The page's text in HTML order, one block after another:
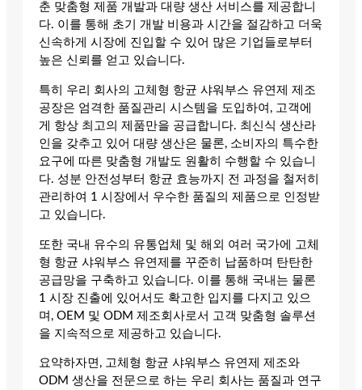
춘 맞춤형 제품 개발과 대량 생산 서비스를 제공합니
다. 이를 통해 초기 개발 비용과 시간을 절감하고 더욱
신속하게 시장에 진입할 수 있어 많은 기업들로부터
높은 신뢰를 얻고 있습니다.
특히 우리 회사의 고체형 항균 샤워부스 유연제 제조
공장은 엄격한 품질관리 시스템을 도입하여, 고객에
게 항상 최고의 제품만을 공급합니다. 최신식 생산라
인을 갖추고 있어 대량 생산은 물론, 소비자의 특수한
요구에 따른 맞춤형 개발도 원활히 수행할 수 있습니
다. 성분 안전성부터 항균 효능까지 전 과정을 철저히
관리하여 1 시장에서 우수한 품질의 제품으로 인정받
고 있습니다.
또한 국내 유수의 유통업체 및 해외 여러 국가에 고체
형 항균 샤워부스 유연제를 꾸준히 납품하며 탄탄한
공급망을 구축하고 있습니다. 이를 통해 국내는 물론
1 시장 진출에 있어서도 확고한 입지를 다지고 있으
며, OEM 및 ODM 제조회사로서 고객 맞춤형 솔루션
을 지속적으로 제공하고 있습니다.
요약하자면, 고체형 항균 샤워부스 유연제 제조와
ODM 생산을 전문으로 하는 우리 회사는 품질과 연구